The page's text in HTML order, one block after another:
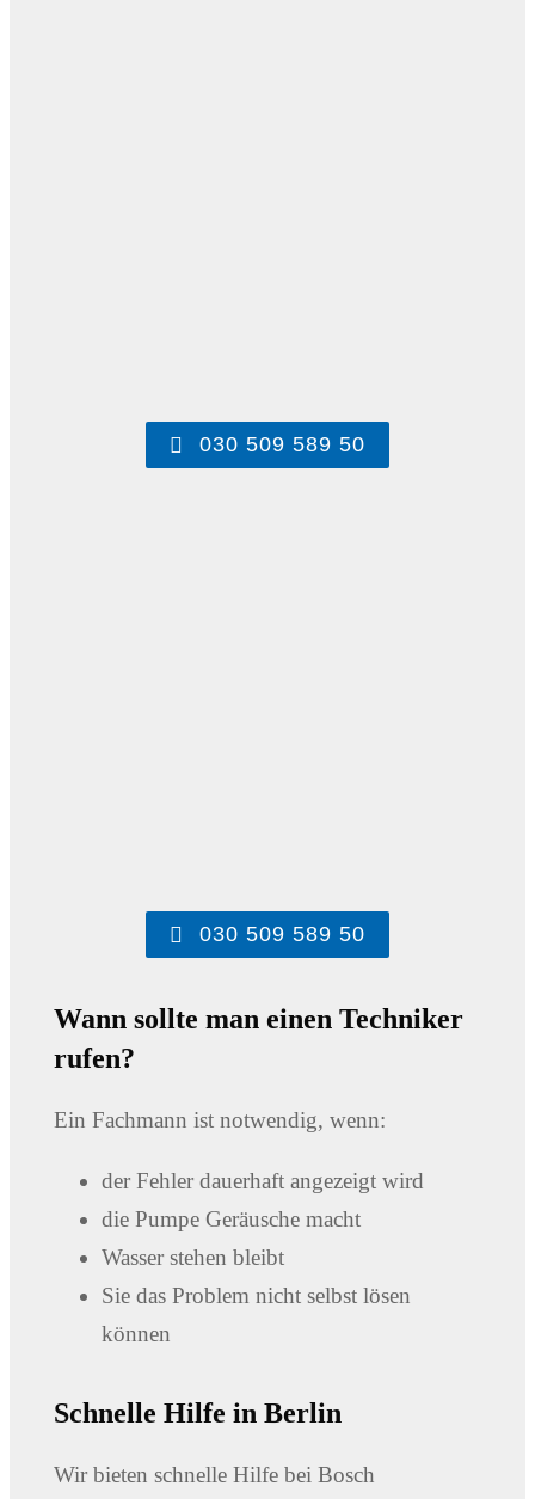
030 509 589 50
030 509 589 50
Wann sollte man einen Techniker
rufen?
Ein Fachmann ist notwendig, wenn:
der Fehler dauerhaft angezeigt wird
die Pumpe Geräusche macht
Wasser stehen bleibt
Sie das Problem nicht selbst lösen
können
Schnelle Hilfe in Berlin
Wir bieten schnelle Hilfe bei Bosch